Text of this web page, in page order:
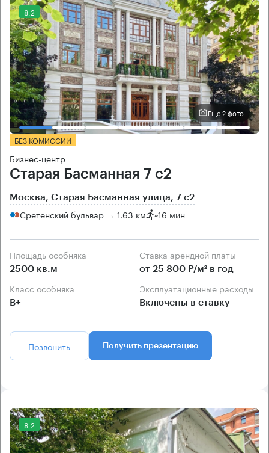
8.2
Еще 2 фото
БЕЗ КОМИССИИ
Бизнес-центр
Старая Басманная 7 с2
Москва, Старая Басманная улица, 7 с2
Сретенский бульвар → 1.63 км ~16 мин
Площадь особняка
2500 кв.м
Ставка арендной платы
от 25 800 Р/м² в год
Класс особняка
B+
Эксплуатационные расходы
Включены в ставку
Позвонить Получить презентацию
8.2